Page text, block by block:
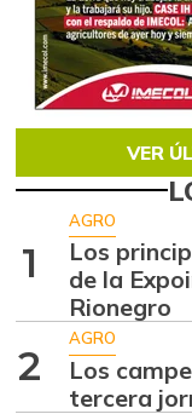
VER
1
AGRO
Los
de la
Rionegro
2
AGRO
Los
tercera